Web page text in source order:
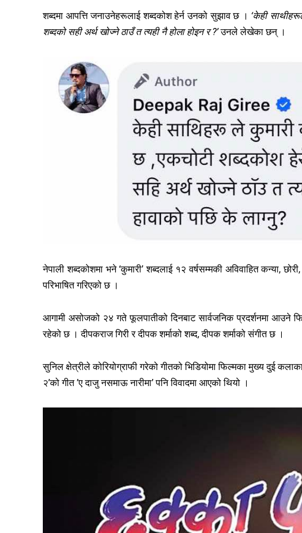
शब्दमा आपत्ति जनाउनेहरूलाई शब्दकोश हेर्न उनको सुझाव छ । ‘केही
शब्दको सही अर्थ खोज्ने ठाउँ त त्यही नै होला होइन र ?’उनले लेखेका छन् ।
नेपाली शब्दकोशमा भने ‘कुमारी’ शब्दलाई १२ वर्षसम्मकी अविवाहित कन्या,
परिभाषित गरिएको छ ।
आगामी असोजको २४ गते फूलपातीको दिनबाट सार्वजनिक प्रदर्शनमा आउने
रहेको छ । दीपकराज गिरी र दीपक शर्माको शब्द, दीपक शर्माको संगीत छ ।
सुनिल क्षेत्रीले कोरियोग्राफी गरेको गीतको भिडियोमा फिल्मका मुख्य दुई
२’को गीत ’ए दाजु नसमाऊ नारीमा’ पनि विवादमा आएको थियो ।